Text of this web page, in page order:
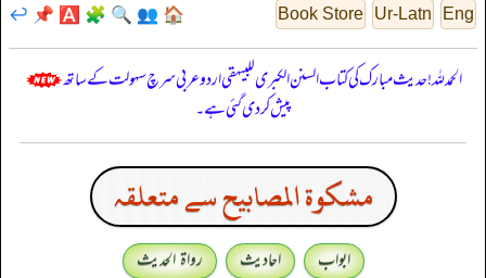
Eng
Ur-Latn
Book Store
🏠
👥
🔍
🧩
🅰️
📌
↩️
الحمدللہ! حدیث مبارک کی کتاب السنن الكبرى للبيهقي اردو عربی سرچ سہولت کے ساتھ
پیش کر دی گئی ہے۔
مشكوة المصابيح سے متعلقہ
ابواب احادیث
رواۃ الحدیث